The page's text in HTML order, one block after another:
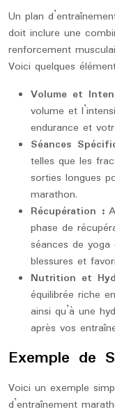
Un plan
doit inclure une
renforcement
Voici quelques
Volume et
volume et
endurance et
Séances
telles que les
sorties longues
marathon.
Récupération :
phase de
séances de
blessures et
Nutrition et
équilibrée riche
ainsi qu’à une
après vos
Exemple de
Voici un exemple
d’entraînement